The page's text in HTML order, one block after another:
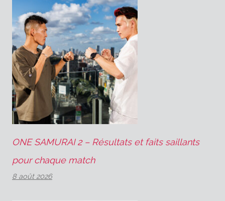
ONE SAMURAI 2 – Résultats et faits saillants
pour chaque match
8 août 2026